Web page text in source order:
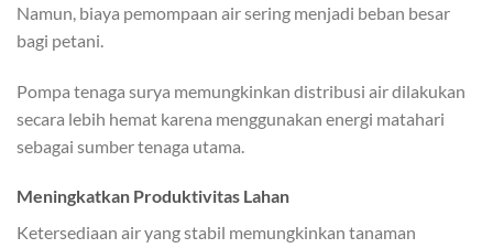
Namun, biaya pemompaan air sering menjadi beban besar
bagi petani.
Pompa tenaga surya memungkinkan distribusi air dilakukan
secara lebih hemat karena menggunakan energi matahari
sebagai sumber tenaga utama.
Meningkatkan Produktivitas Lahan
Ketersediaan air yang stabil memungkinkan tanaman